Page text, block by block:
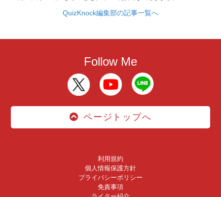
QuizKnock編集部の記事一覧へ
Follow Me
ページトップへ
利用規約
個人情報保護方針
プライバシーポリシー
免責事項